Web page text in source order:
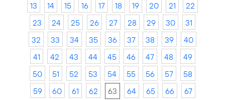
13
14 15 16 17 18 19 20 21
22
23
24 25 26 27 28 29 30
31
32
33 34 35 36 37 38 39
40
41
42 43 44 45 46 47 48
49
50
51 52 53 54 55 56 57
58
59
60 61 62 63 64 65 66
67